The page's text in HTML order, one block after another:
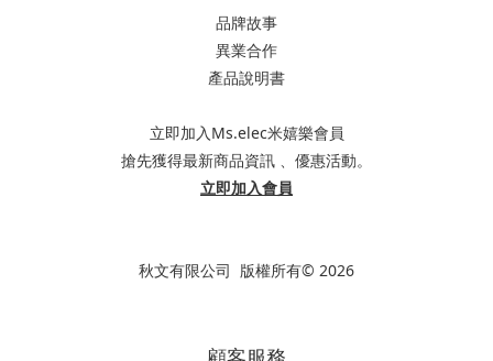
品牌故事
異業合作
產品說明書
立即加入Ms.elec米嬉樂會員
搶先獲得最新商品資訊 、優惠活動。
立即加入會員
秋文有限公司 版權所有© 2026